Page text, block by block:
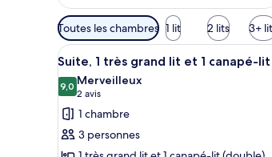
Filtres
disponibles
pour
les
chambres
Toutes les chambres 1 lit 2 lits 3+
Afficher
toutes
les
photos
pour
ce
Une
6
Suite, 1 très grand lit et 1 canapé-lit
9,09,0 sur 10
Merveilleux
2 avis
(2 avis)
1 chambre
3 personnes